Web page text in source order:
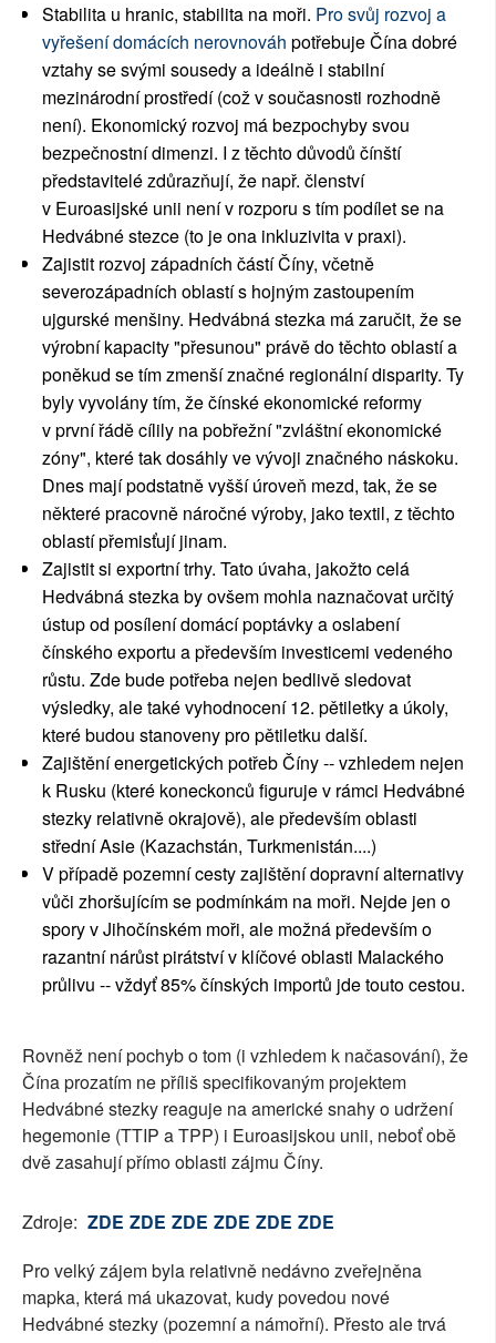
Stabilita u hranic, stabilita na moři. Pro svůj rozvoj a
vyřešení domácích nerovnováh potřebuje Čína dobré
vztahy se svými sousedy a ideálně i stabilní
mezinárodní prostředí (což v současnosti rozhodně
není). Ekonomický rozvoj má bezpochyby svou
bezpečnostní dimenzi. I z těchto důvodů čínští
představitelé zdůrazňují, že např. členství
v Euroasijské unii není v rozporu s tím podílet se na
Hedvábné stezce (to je ona inkluzivita v praxi).
Zajistit rozvoj západních částí Číny, včetně
severozápadních oblastí s hojným zastoupením
ujgurské menšiny. Hedvábná stezka má zaručit, že se
výrobní kapacity "přesunou" právě do těchto oblastí a
poněkud se tím zmenší značné regionální disparity. Ty
byly vyvolány tím, že čínské ekonomické reformy
v první řádě cílily na pobřežní "zvláštní ekonomické
zóny", které tak dosáhly ve vývoji značného náskoku.
Dnes mají podstatně vyšší úroveň mezd, tak, že se
některé pracovně náročné výroby, jako textil, z těchto
oblastí přemisťují jinam.
Zajistit si exportní trhy. Tato úvaha, jakožto celá
Hedvábná stezka by ovšem mohla naznačovat určitý
ústup od posílení domácí poptávky a oslabení
čínského exportu a především investicemi vedeného
růstu. Zde bude potřeba nejen bedlivě sledovat
výsledky, ale také vyhodnocení 12. pětiletky a úkoly,
které budou stanoveny pro pětiletku další.
Zajištění energetických potřeb Číny -- vzhledem nejen
k Rusku (které koneckonců figuruje v rámci Hedvábné
stezky relativně okrajově), ale především oblasti
střední Asie (Kazachstán, Turkmenistán....)
V případě pozemní cesty zajištění dopravní alternativy
vůči zhoršujícím se podmínkám na moři. Nejde jen o
spory v Jihočínském moři, ale možná především o
razantní nárůst pirátství v klíčové oblasti Malackého
průlivu -- vždyť 85% čínských importů jde touto cestou.
Rovněž není pochyb o tom (i vzhledem k načasování), že
Čína prozatím ne příliš specifikovaným projektem
Hedvábné stezky reaguje na americké snahy o udržení
hegemonie (TTIP a TPP) i Euroasijskou unii, neboť obě
dvě zasahují přímo oblasti zájmu Číny.
Zdroje: ZDE ZDE ZDE ZDE ZDE ZDE
Pro velký zájem byla relativně nedávno zveřejněna
mapka, která má ukazovat, kudy povedou nové
Hedvábné stezky (pozemní a námořní). Přesto ale trvá